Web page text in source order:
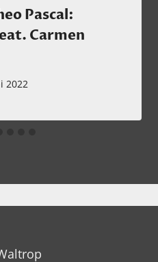
Pascal:
Carmen
2022